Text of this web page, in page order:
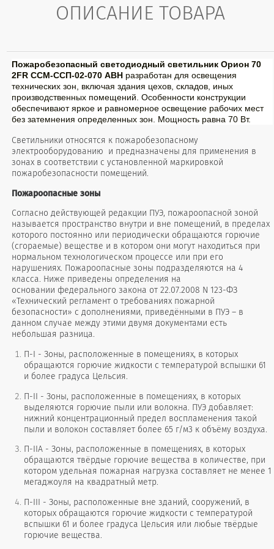
ОПИСАНИЕ ТОВАРА
Пожаробезопасный светодиодный светильник Орион 70
2FR ССМ-ССП-02-070 АВНразработан для освещения
технических зон, включая здания цехов, складов, иных
производственных помещений. Особенности конструкции
обеспечивают яркое и равномерное освещение рабочих мест
без затемнения определенных зон. Мощность равна 70 Вт.
Светильники относятся к пожаробезопасному
электрооборудованию и предназначены для применения в
зонах в соответствии с установленной маркировкой
пожаробезопасности помещений.
Пожароопасные зоны
Согласно действующей редакции ПУЭ, пожароопасной зоной
называется пространство внутри и вне помещений, в пределах
которого постоянно или периодически обращаются горючие
(сгораемые) веществе и в котором они могут находиться при
нормальном технологическом процессе или при его
нарушениях. Пожароопасные зоны подразделяются на 4
класса. Ниже приведены определения на
основании федерального закона от 22.07.2008 N 123-ФЗ
«Технический регламент о требованиях пожарной
безопасности» с дополнениями, приведёнными в ПУЭ – в
данном случае между этими двумя документами есть
небольшая разница.
П-I - Зоны, расположенные в помещениях, в которых
обращаются горючие жидкости с температурой вспышки 61
и более градуса Цельсия.
П-II - Зоны, расположенные в помещениях, в которых
выделяются горючие пыли или волокна. ПУЭ добавляет:
нижний концентрационный предел воспламенения такой
пыли и волокон составляет более 65 г/м3 к объёму воздуха.
П-IIА - Зоны, расположенные в помещениях, в которых
обращаются твёрдые горючие вещества в количестве, при
котором удельная пожарная нагрузка составляет не менее 1
мегаджоуля на квадратный метр.
П-III - Зоны, расположенные вне зданий, сооружений, в
которых обращаются горючие жидкости с температурой
вспышки 61 и более градуса Цельсия или любые твёрдые
горючие вещества.